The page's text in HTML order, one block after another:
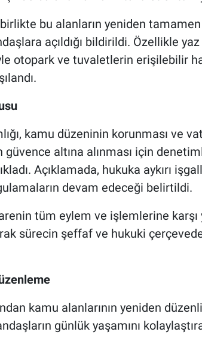
bu alanların yeniden
açıldığı bildirildi. Özellikle
otopark ve tuvaletlerin erişilebilir
kamu düzeninin korunması ve
güvence altına alınması için
Açıklamada, hukuka aykırı
devam edeceği belirtildi.
tüm eylem ve işlemlerine karşı
sürecin şeffaf ve hukuki
kamu alanlarının yeniden
günlük yaşamını